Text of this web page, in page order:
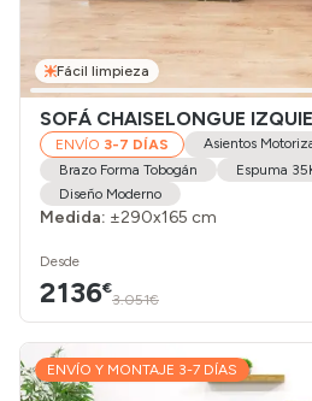
Fácil limpieza
SOFÁ CHAISELONGUE
ENVÍO 3-7 DÍAS
Asientos
Brazo Forma Tobogán
Espuma
Diseño Moderno
Medida: ±290x165 cm
Desde
2136€
3.051€
ENVÍO Y MONTAJE 3-7 DÍAS